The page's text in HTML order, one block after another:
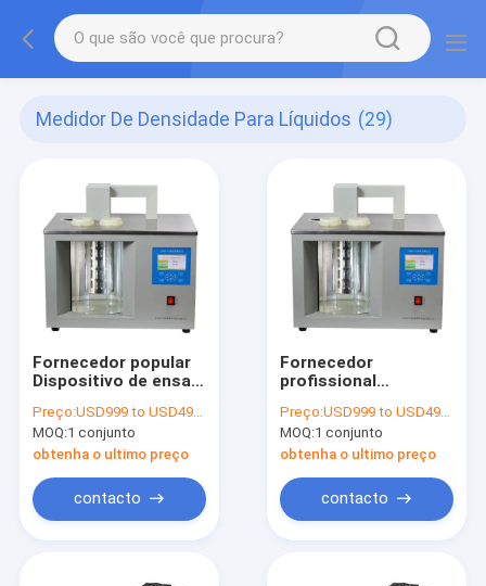
Medidor De Densidade Para Líquidos (29)
Fornecedor popular
Dispositivo de ensaio
de petróleo, máquina
de ensaio de
densidade,
instrumento de
ensaio de densidade
Preço:USD999 to USD4999
MOQ:1 conjunto
obtenha o ultimo preço
contacto
Fornecedor
profissional
óleo de petróleo,
Densímetro,
Hidrômetro Alta
precisão
Preço:USD999 to USD4999
MOQ:1 conjunto
obtenha o ultimo preço
contacto